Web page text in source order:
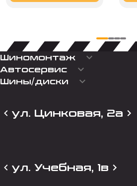
Шиномонтаж keyboard_arrow_down
Автосервис keyboard_arrow_down
Шины/диски keyboard_arrow_down
ул. Цинковая, 2а
ул. Учебная, 1в